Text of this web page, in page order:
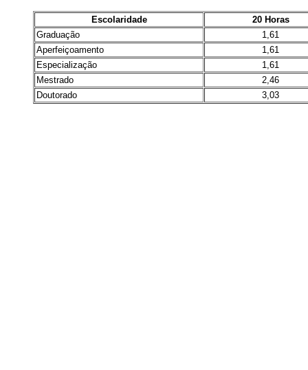
Escolaridade
20 Horas
Graduação
1,61
Aperfeiçoamento
1,61
Especialização
1,61
Mestrado
2,46
Doutorado
3,03